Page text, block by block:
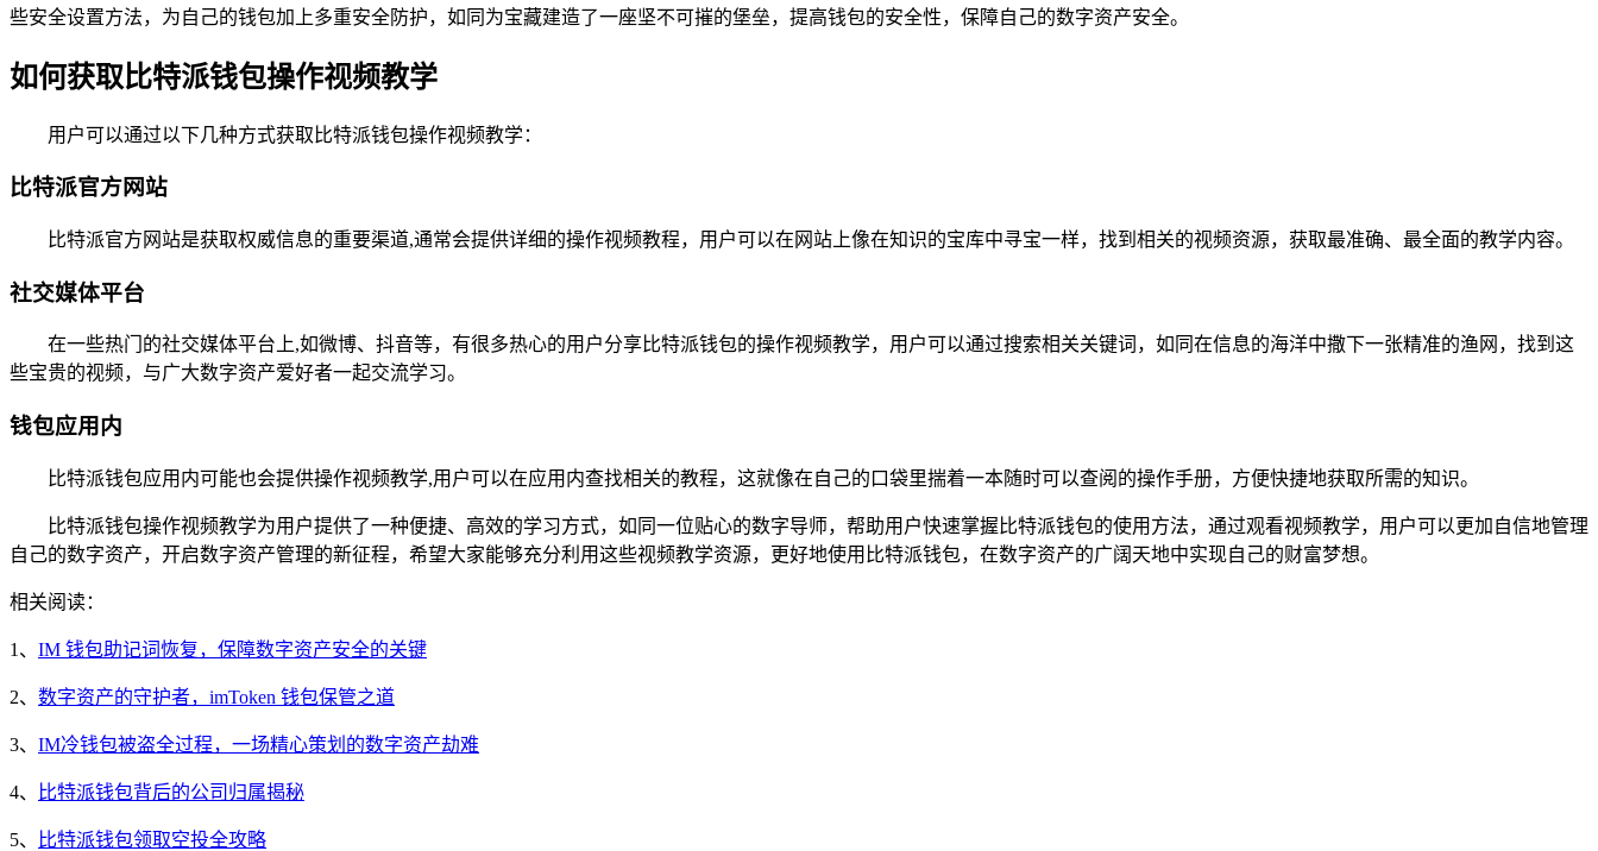
些安全设置方法，为自己的钱包加上多重安全防护，如同为宝藏建造了一座坚不可摧的堡垒，提高钱包的安全性，保障自己的数字资产安全。
如何获取比特派钱包操作视频教学
用户可以通过以下几种方式获取比特派钱包操作视频教学：
比特派官方网站
比特派官方网站是获取权威信息的重要渠道,通常会提供详细的操作视频教程，用户可以在网站上像在知识的宝库中寻宝一样，找到相关的视频资源，获取最准确、最全面的教学内容。
社交媒体平台
在一些热门的社交媒体平台上,如微博、抖音等，有很多热心的用户分享比特派钱包的操作视频教学，用户可以通过搜索相关关键词，如同在信息的海洋中撒下一张精准的渔网，找到这
些宝贵的视频，与广大数字资产爱好者一起交流学习。
钱包应用内
比特派钱包应用内可能也会提供操作视频教学,用户可以在应用内查找相关的教程，这就像在自己的口袋里揣着一本随时可以查阅的操作手册，方便快捷地获取所需的知识。
比特派钱包操作视频教学为用户提供了一种便捷、高效的学习方式，如同一位贴心的数字导师，帮助用户快速掌握比特派钱包的使用方法，通过观看视频教学，用户可以更加自信地管理
自己的数字资产，开启数字资产管理的新征程，希望大家能够充分利用这些视频教学资源，更好地使用比特派钱包，在数字资产的广阔天地中实现自己的财富梦想。
相关阅读：
1、 IM 钱包助记词恢复，保障数字资产安全的关键
2、 数字资产的守护者，imToken 钱包保管之道
3、 IM冷钱包被盗全过程，一场精心策划的数字资产劫难
4、 比特派钱包背后的公司归属揭秘
5、 比特派钱包领取空投全攻略